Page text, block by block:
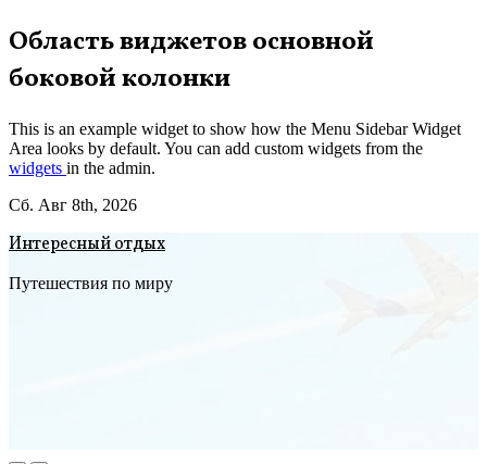
Перейти
к
содержимому
Область виджетов основной
боковой колонки
This is an example widget to show how the Menu Sidebar Widget
Area looks by default. You can add custom widgets from the
widgets in the admin.
Сб. Авг 8th, 2026
Интересный отдых
Путешествия по миру